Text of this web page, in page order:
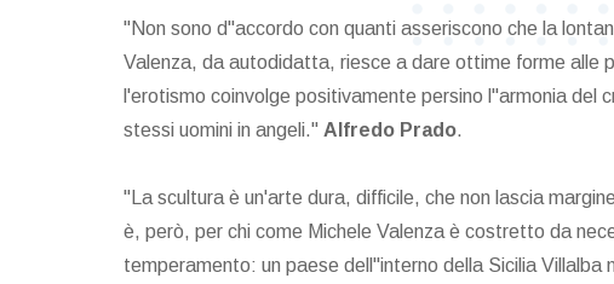
"Non sono d"accordo con quanti asseriscono che la
Valenza, da autodidatta, riesce a dare ottime forme alle
l'erotismo coinvolge positivamente persino l"armonia
stessi uomini in angeli." Alfredo Prado.
"La scultura è un'arte dura, difficile, che non lascia
è, però, per chi come Michele Valenza è costretto da
temperamento: un paese dell"interno della Sicilia